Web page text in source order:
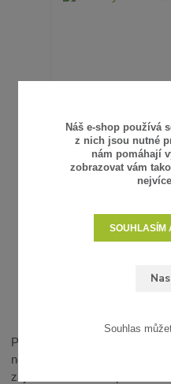
DISKOVÝ FILTR D-
395 Kč/ks
Prohlédněte si naši kompletní
nejvhodnější pro váš
zajistíte čistou vodu pro
Náš e-shop používá
z nich jsou nutné
nám pomáhají
zobrazovat vám
SOUHLASÍM
Souhlas